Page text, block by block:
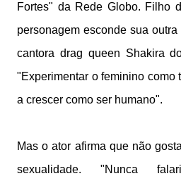
Fortes" da Rede Globo. Filho
personagem esconde sua
cantora drag queen Shakira
"Experimentar o feminino como
a crescer como ser humano".
Mas o ator afirma que não
sexualidade. "Nunca